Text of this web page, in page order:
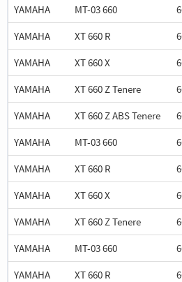
YAMAHA MT-03 660
YAMAHA
XT 660 R
YAMAHA
XT 660 X
YAMAHA
XT 660 Z Tenere
YAMAHA
XT 660 Z ABS Tenere
YAMAHA
MT-03 660
YAMAHA
XT 660 R
YAMAHA
XT 660 X
YAMAHA
XT 660 Z Tenere
YAMAHA
MT-03 660
YAMAHA
XT 660 R